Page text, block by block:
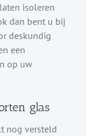
isoleren
dan bent u bij
deskundig
een
op uw
glas
nog versteld